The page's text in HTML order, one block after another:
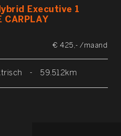
Executive 1
CARPLAY
€ 425,- /maand
- 59.512km